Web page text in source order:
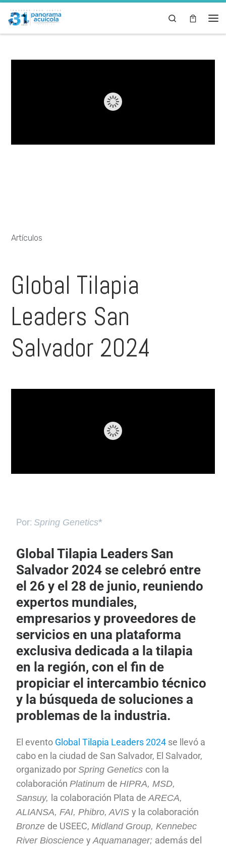
Skip to content Search
Artículos
Global Tilapia
Leaders San
Salvador 2024
Por: Spring Genetics*
Global Tilapia Leaders San
Salvador 2024 se celebró entre
el 26 y el 28 de junio, reuniendo
expertos mundiales,
empresarios y proveedores de
servicios en una plataforma
exclusiva dedicada a la tilapia
en la región, con el fin de
propiciar el intercambio técnico
y la búsqueda de soluciones a
problemas de la industria.
El evento Global Tilapia Leaders 2024 se llevó a
cabo en la ciudad de San Salvador, El Salvador,
organizado porSpring Genetics con la
colaboración Platinum de HIPRA, MSD,
Sansuy, la colaboración Plata deARECA,
ALIANSA, FAI, Phibro, AVISy la colaboración
Bronze de USEEC, Midland Group, Kennebec
River BioscienceyAquamanager; además del